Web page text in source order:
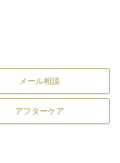
メール相談
アフターケア